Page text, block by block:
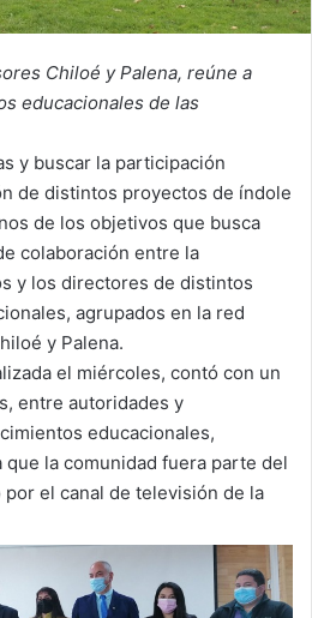
Chiloé y Palena, reúne a
educacionales de las
y buscar la participación
de distintos proyectos de índole
de los objetivos que busca
colaboración entre la
y los directores de distintos
agrupados en la red
y Palena.
el miércoles, contó con un
entre autoridades y
educacionales,
la comunidad fuera parte del
el canal de televisión de la